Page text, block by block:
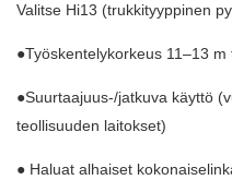
Valitse Hi13 (trukkityyppinen
●Työskentelykorkeus 11–13
●Suurtaajuus-/jatkuva käyttö
teollisuuden laitokset)
● Haluat alhaiset